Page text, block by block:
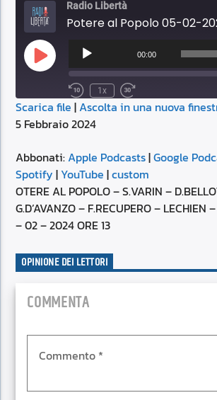
Radio Libertà
Potere al Popolo 05-02-
Play
Episode
Audio
Player
00:00
1x
SUBSCRIBE SHARE
Apple Podcasts
YouTube
RSS FEED
SHARE
LINK
EMBED
Scarica file |Ascolta in una nuova
5 Febbraio 2024
Abbonati:Apple Podcasts|Google
Spotify | YouTube |custom
OTERE AL POPOLO – S.VARIN –
G.D’AVANZO – F.RECUPERO – LECHIEN
– 02 – 2024 ORE 13
OPINIONE DEI LETTORI
COMMENTA